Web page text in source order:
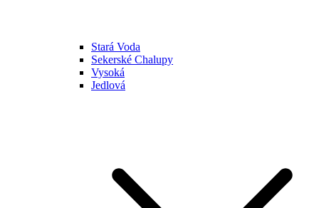
Stará Voda
Sekerské Chalupy
Vysoká
Jedlová